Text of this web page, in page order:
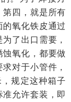
四，就是所有
氧化铁皮通过
了出口需要，
氧化，都要做
对于小管件，
规定这种箱子
允许套装，即